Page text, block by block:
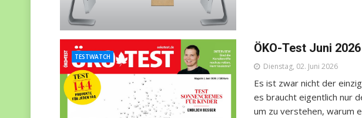
ÖKO-Test Juni 2026
TESTWATCH
Dienstag, 02. Juni 2026
Es ist zwar nicht der
es braucht eigentlich nur
um zu verstehen, warum